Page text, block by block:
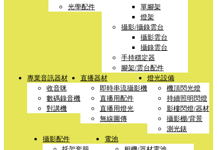
光學配件
單腳架
燈架
攝影/攝錄雲台
攝影雲台
攝錄雲台
手持穩定器
腳架/雲台配件
專業音訊器材
收音咪
數碼錄音機
對講機
直播器材
即時串流攝影機
直播用配件
直播用燈光
無線圖傳
燈光設備
機頂閃光燈
持續照明閃燈
影樓閃燈/器材
攝影棚/背景
測光錶
攝影配件
電池